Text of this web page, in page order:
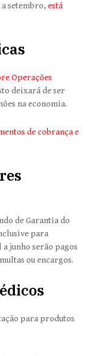
setembro,está
Operações
deixará de ser
na economia.
de cobrança e
de Garantia do
para
junho serão pagos
ou encargos.
para produtos